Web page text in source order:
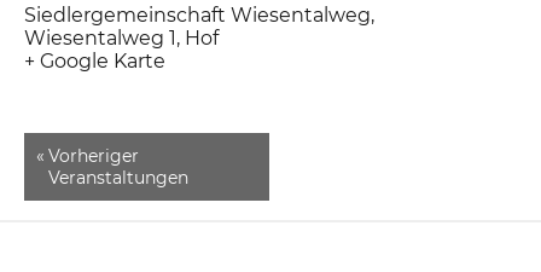
Siedlergemeinschaft Wiesentalweg,
Wiesentalweg 1 Hof
+ Google Karte
« Vorheriger
Veranstaltungen